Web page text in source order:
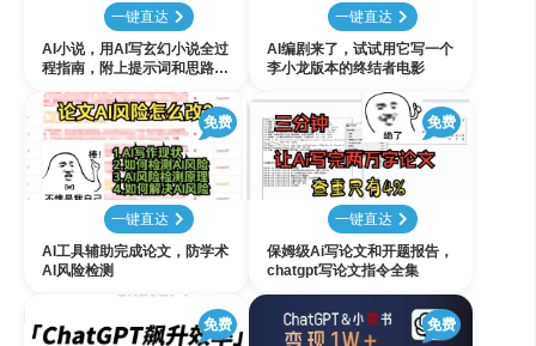
一键直达
AI小说，用AI写玄幻小说全过
程指南，附上提示词和思路讲
一键直达
AI编剧来了，试试用它写一个
李小龙版本的终结者电影
免费
一键直达
AI工具辅助完成论文，防学术
AI风险检测
免费
一键直达
保姆级Ai写论文和开题报告，
chatgpt写论文指令全集
免费 免费